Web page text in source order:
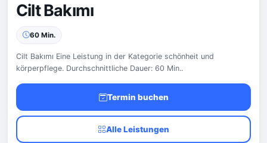
Cilt Bakımı
60 Min.
Cilt Bakımı Eine Leistung in der Kategorie schönheit und
körperpflege. Durchschnittliche Dauer: 60 Min..
Termin buchen
Alle Leistungen